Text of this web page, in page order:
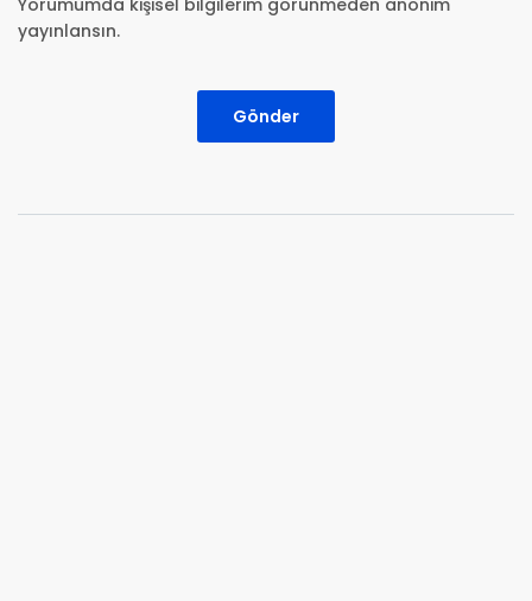
Yorumumda kişisel bilgilerim görünmeden anonim
yayınlansın.
Gönder